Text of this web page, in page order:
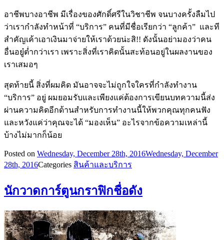
อาชีพบางอาชีพ มีเรื่องของศักดิ์ศรีในวิชาชีพ จนบางครั้งลืมไป
ว่าเรากำลังทำหน้าที่ “บริการ” คนที่มีชื่อเรียกว่า “ลูกค้า” และที
สำคัญเค้าเอาเงินมาจ่ายให้เราด้วยน่ะสิ!! ดังนั้นอย่ามองว่าคน
อื่นอยู๋ต่ำกว่าเรา เพราะสิ่งที่เราคิดนั้นสะท้อนอยู่ในผลงานของ
เราเสมอๆ
สุดท้ายนี้ สิ่งที่ผมคิด มันอาจจะไม่ถูกใจใครที่กำลังทำงาน
“บริการ” อยู่ ผมยอมรับและเพียงแค่ต้องการเขียนบทความนี้ส่ง
ผ่านความคิดอีกด้านสำหรับการทำงานนี้ให้พวกคุณทุกคนฟัง
และหวังแค่ว่าคุณจะได้ “มองเห็น” อะไรจากข้อความเหล่านี้
บ้างไม่มากก็น้อย
Posted on Wednesday, December 28th, 2016Wednesday, December
28th, 2016Categories สินค้าและบริการ
นักวาดการ์ตูนกราฟิกชื่อดัง